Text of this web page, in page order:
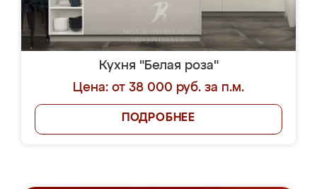
Кухня "Белая роза"
Цена: от 38 000 руб. за п.м.
ПОДРОБНЕЕ